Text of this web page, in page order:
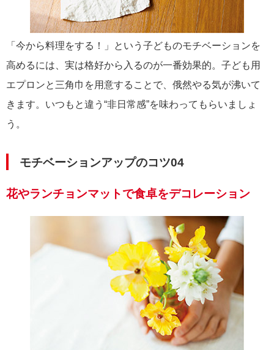
「今から料理をする！」という子どものモチベーションを
高めるには、実は格好から入るのが一番効果的。子ども用
エプロンと三角巾を用意することで、俄然やる気が沸いて
きます。いつもと違う“非日常感”を味わってもらいましょ
う。
モチベーションアップのコツ04
花やランチョンマットで食卓をデコレーション